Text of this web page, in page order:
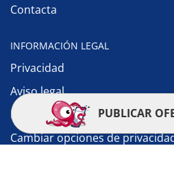
Contacta
INFORMACIÓN LEGAL
Privacidad
Aviso legal
Política de cookies
Cambiar opciones de
PUBLICAR